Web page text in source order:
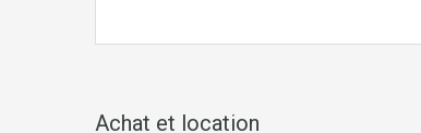
Achat et location